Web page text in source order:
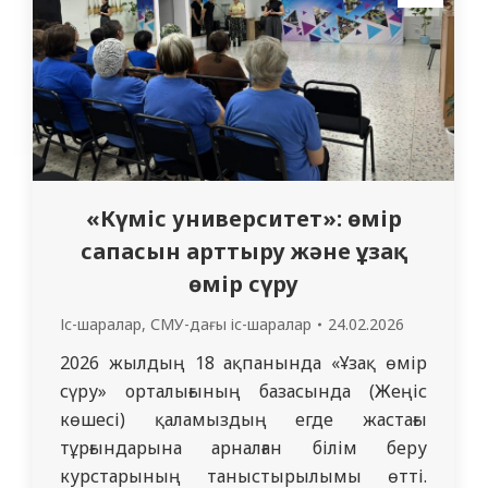
түсіндіру. Талқылаудың…
«Күміс университет»: өмір
сапасын арттыру және ұзақ
өмір сүру
Іс-шаралар, СМУ-дағы іс-шаралар 24.02.2026
2026 жылдың 18 ақпанында «Ұзақ өмір
сүру» орталығының базасында (Жеңіс
көшесі) қаламыздың егде жастағы
тұрғындарына арналған білім беру
курстарының таныстырылымы өтті.